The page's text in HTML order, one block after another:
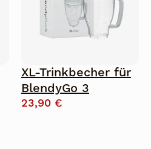
XL-Trinkbecher für
BlendyGo 3
23,90 €